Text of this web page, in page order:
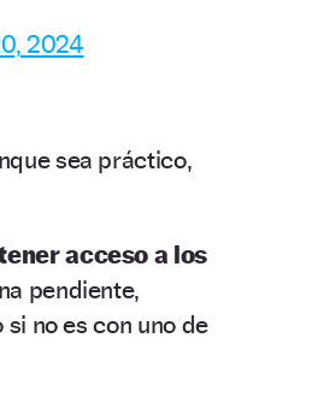
2024
sea práctico,
acceso a los
pendiente,
no es con uno de